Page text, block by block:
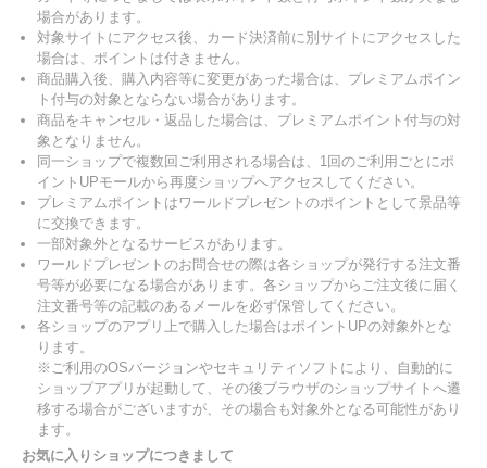
場合があります。
対象サイトにアクセス後、カード決済前に別サイトにアクセスした
場合は、ポイントは付きません。
商品購入後、購入内容等に変更があった場合は、プレミアムポイン
ト付与の対象とならない場合があります。
商品をキャンセル・返品した場合は、プレミアムポイント付与の対
象となりません。
同一ショップで複数回ご利用される場合は、1回のご利用ごとにポ
イントUPモールから再度ショップへアクセスしてください。
プレミアムポイントはワールドプレゼントのポイントとして景品等
に交換できます。
一部対象外となるサービスがあります。
ワールドプレゼントのお問合せの際は各ショップが発行する注文番
号等が必要になる場合があります。各ショップからご注文後に届く
注文番号等の記載のあるメールを必ず保管してください。
各ショップのアプリ上で購入した場合はポイントUPの対象外とな
ります。
※ご利用のOSバージョンやセキュリティソフトにより、自動的に
ショップアプリが起動して、その後ブラウザのショップサイトへ遷
移する場合がございますが、その場合も対象外となる可能性があり
ます。
お気に入りショップにつきまして